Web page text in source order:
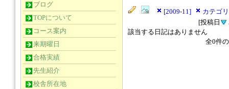
ブログ
TOPについて
コース案内
来期曜日
合格実績
先生紹介
校舎所在地
[2009-11]
カテゴ
[投稿日
該当する日記はありません
全0件